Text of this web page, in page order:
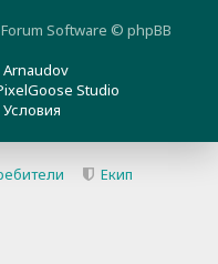
Software © phpBB
Arnaudov
Studio
Условия
Екип